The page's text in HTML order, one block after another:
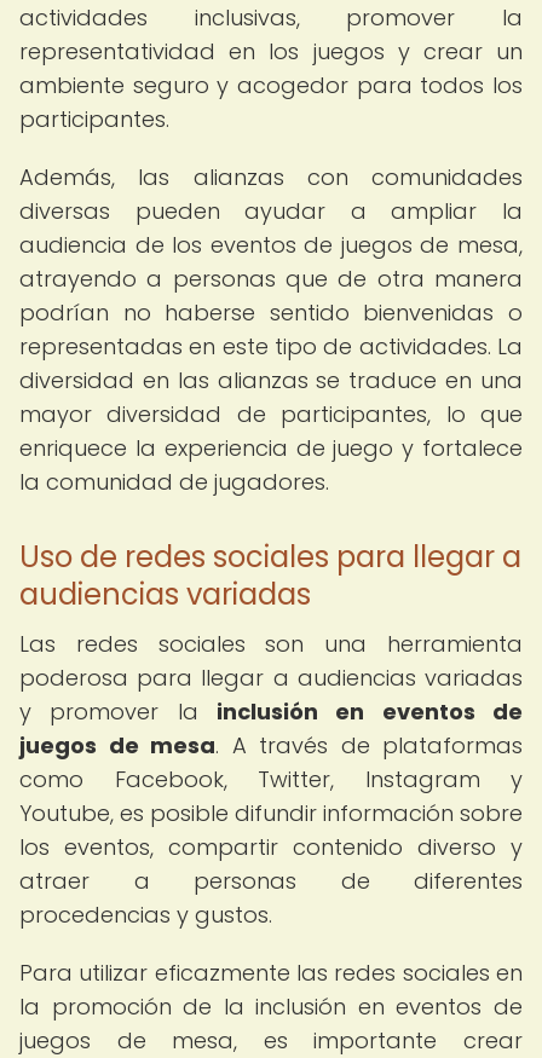
actividades inclusivas, promover la
representatividad en los juegos y crear un
ambiente seguro y acogedor para todos los
participantes.
Además, las alianzas con comunidades
diversas pueden ayudar a ampliar la
audiencia de los eventos de juegos de mesa,
atrayendo a personas que de otra manera
podrían no haberse sentido bienvenidas o
representadas en este tipo de actividades. La
diversidad en las alianzas se traduce en una
mayor diversidad de participantes, lo que
enriquece la experiencia de juego y fortalece
la comunidad de jugadores.
Uso de redes sociales para llegar a
audiencias variadas
Las redes sociales son una herramienta
poderosa para llegar a audiencias variadas
y promover la inclusión en eventos de
juegos de mesa. A través de plataformas
como Facebook, Twitter, Instagram y
Youtube, es posible difundir información sobre
los eventos, compartir contenido diverso y
atraer a personas de diferentes
procedencias y gustos.
Para utilizar eficazmente las redes sociales en
la promoción de la inclusión en eventos de
juegos de mesa, es importante crear